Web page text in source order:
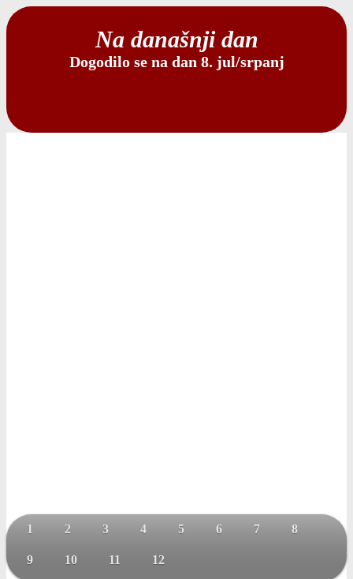
Na današnji dan
Dogodilo se na dan 8. jul/srpanj
1 2 3 4 5 6 7 8
9 10 11 12